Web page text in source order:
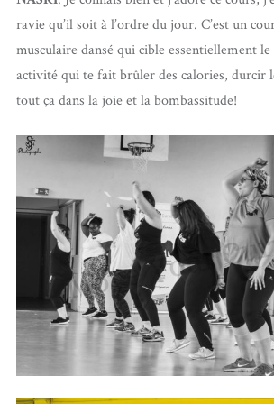
ravie qu’il soit à l’ordre du jour. C’est un
musculaire dansé qui cible essentiellement
activité qui te fait brûler des calories, durcir
tout ça dans la joie et la bombassitude!